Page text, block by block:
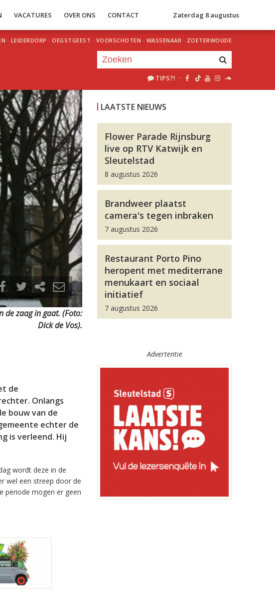
VACATURES OVER ONS CONTACT Zaterdag 8 augustus
· LEIDERDORP · OEGSTGEEST · VOORSCHOTEN · WASSENAAR · ZOETERWOUDE
TIPS?! ·
de zaag in gaat. (Foto:
Dick de Vos).
de
Onlangs
bouw van de
echter de
is verleend. Hij
wordt deze in de
wel een streep door de
periode mogen er geen
LAATSTE NIEUWS
Flower Parade Rijnsburg
live op RTV Katwijk en
Sleutelstad
8 augustus 2026
Brandweer plaatst
camera's tegen inbraken
7 augustus 2026
Restaurant Porto Pino
heropent met mediterrane
menukaart en sociaal
initiatief
7 augustus 2026
Advertentie